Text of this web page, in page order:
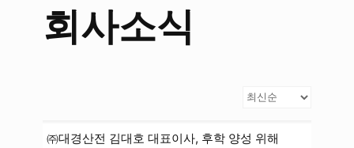
회사소식
㈜대경산전 김대호 대표이사, 후학 양성 위해